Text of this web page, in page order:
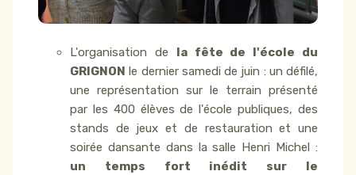
L'organisation de la fête de l'école du
GRIGNON le dernier samedi de juin : un défilé,
une représentation sur le terrain présenté
par les 400 élèves de l'école publiques, des
stands de jeux et de restauration et une
soirée dansante dans la salle Henri Michel :
un temps fort inédit sur le